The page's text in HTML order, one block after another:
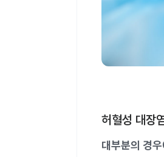
허혈성 대장
대부분의 경